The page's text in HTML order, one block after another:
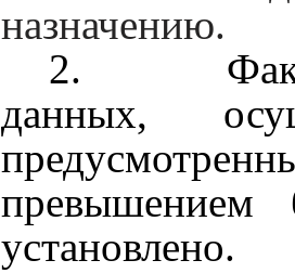
назначению.
2.
данных,
превышением
установлено.